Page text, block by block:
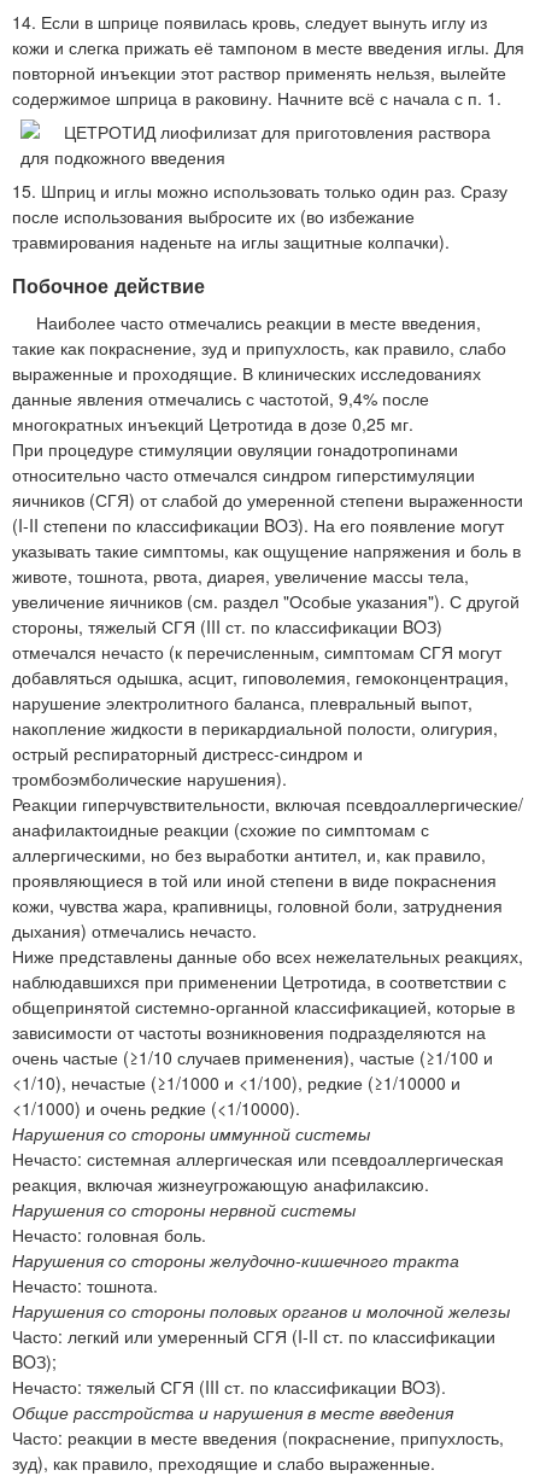
14. Если в шприце появилась кровь, следует вынуть иглу из
кожи и слегка прижать её тампоном в месте введения иглы. Для
повторной инъекции этот раствор применять нельзя, вылейте
содержимое шприца в раковину. Начните всё с начала с п. 1.
15. Шприц и иглы можно использовать только один раз. Сразу
после использования выбросите их (во избежание
травмирования наденьте на иглы защитные колпачки).
Побочное действие
Наиболее часто отмечались реакции в месте введения,
такие как покраснение, зуд и припухлость, как правило, слабо
выраженные и проходящие. В клинических исследованиях
данные явления отмечались с частотой, 9,4% после
многократных инъекций Цетротида в дозе 0,25 мг.
При процедуре стимуляции овуляции гонадотропинами
относительно часто отмечался синдром гиперстимуляции
яичников (СГЯ) от слабой до умеренной степени выраженности
(I-II степени по классификации BOЗ). На его появление могут
указывать такие симптомы, как ощущение напряжения и боль в
животе, тошнота, рвота, диарея, увеличение массы тела,
увеличение яичников (см. раздел "Особые указания"). С другой
стороны, тяжелый СГЯ (III ст. по классификации BOЗ)
отмечался нечасто (к перечисленным, симптомам СГЯ могут
добавляться одышка, асцит, гиповолемия, гемоконцентрация,
нарушение электролитного баланса, плевральный выпот,
накопление жидкости в перикардиальной полости, олигурия,
острый респираторный дистресс-синдром и
тромбоэмболические нарушения).
Реакции гиперчувствительности, включая псевдоаллергические/
анафилактоидные реакции (схожие по симптомам с
аллергическими, но без выработки антител, и, как правило,
проявляющиеся в той или иной степени в виде покраснения
кожи, чувства жара, крапивницы, головной боли, затруднения
дыхания) отмечались нечасто.
Ниже представлены данные обо всех нежелательных реакциях,
наблюдавшихся при применении Цетротида, в соответствии с
общепринятой системно-органной классификацией, которые в
зависимости от частоты возникновения подразделяются на
очень частые (≥1/10 случаев применения), частые (≥1/100 и
<1/10), нечастые (≥1/1000 и <1/100), редкие (≥1/10000 и
<1/1000) и очень редкие (<1/10000).
Нарушения со стороны иммунной системы
Нечасто: системная аллергическая или псевдоаллергическая
реакция, включая жизнеугрожающую анафилаксию.
Нарушения со стороны нервной системы
Нечасто: головная боль.
Нарушения со стороны желудочно-кишечного тракта
Нечасто: тошнота.
Нарушения со стороны половых органов и молочной железы
Часто: легкий или умеренный СГЯ (I-II ст. по классификации
BOЗ);
Нечасто: тяжелый СГЯ (III ст. по классификации BOЗ).
Общие расстройства и нарушения в месте введения
Часто: реакции в месте введения (покраснение, припухлость,
зуд), как правило, преходящие и слабо выраженные.